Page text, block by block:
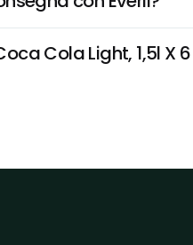
Cola Light, 1,5l X